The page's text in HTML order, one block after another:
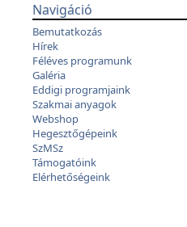
Navigáció
Bemutatkozás
Hírek
Féléves programunk
Galéria
Eddigi programjaink
Szakmai anyagok
Webshop
Hegesztőgépeink
SzMSz
Támogatóink
Elérhetőségeink